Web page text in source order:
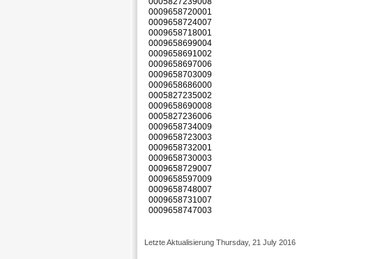
0009658720001
0009658724007
0009658718001
0009658699004
0009658691002
0009658697006
0009658703009
0009658686000
0005827235002
0009658690008
0005827236006
0009658734009
0009658723003
0009658732001
0009658730003
0009658729007
0009658597009
0009658748007
0009658731007
0009658747003
Letzte Aktualisierung Thursday, 21 July 2016